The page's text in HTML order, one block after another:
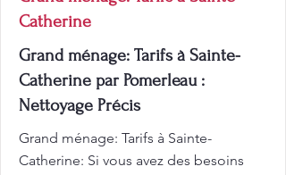
Catherine
Grand ménage: Tarifs à Sainte-
Catherine par Pomerleau :
Nettoyage Précis
Grand ménage: Tarifs à Sainte-
Catherine: Si vous avez des besoins